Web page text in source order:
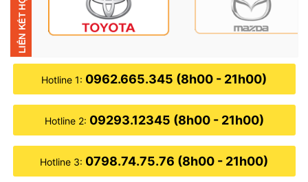
Santafe).
▶ Độ phân giải: 2K siêu nét, hiển thị chân thực từng
chi tiết.
▶ Công nghệ màn hình: QLED, độ sáng cao, chống
chói tốt khi đi ban ngày.
▶ Thiết kế giao diện: sang trọng, tùy biến, dễ dàng
thao tác ngay cả khi lái xe.
Hotline 1: 0962.665.345 (8h00 - 21h00)
Hotline 2: 09293.12345 (8h00 - 21h00)
Hotline 3: 0798.74.75.76 (8h00 - 21h00)